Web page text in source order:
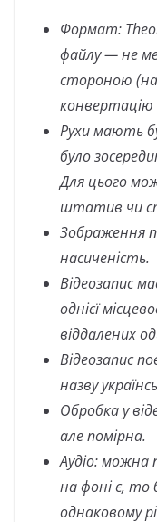
Формат:
файлу — не
стороною
конвертацію
Рухи мають
було
Для цього
штатив чи
Зображення
насиченість.
Відеозапис
однієї
віддалених
Відеозапис
назву
Обробка у
але помірна.
Аудіо: можна
на фоні є, то
однаковому